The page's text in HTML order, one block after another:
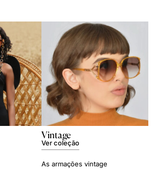
Vintage
Ver coleção
As armações vintage